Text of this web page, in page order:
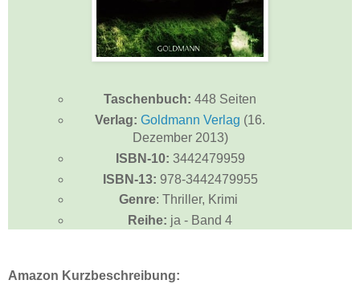
Taschenbuch: 448 Seiten
Verlag: Goldmann Verlag (16.
Dezember 2013)
ISBN-10: 3442479959
ISBN-13: 978-3442479955
Genre: Thriller, Krimi
Reihe: ja - Band 4
Amazon Kurzbeschreibung: